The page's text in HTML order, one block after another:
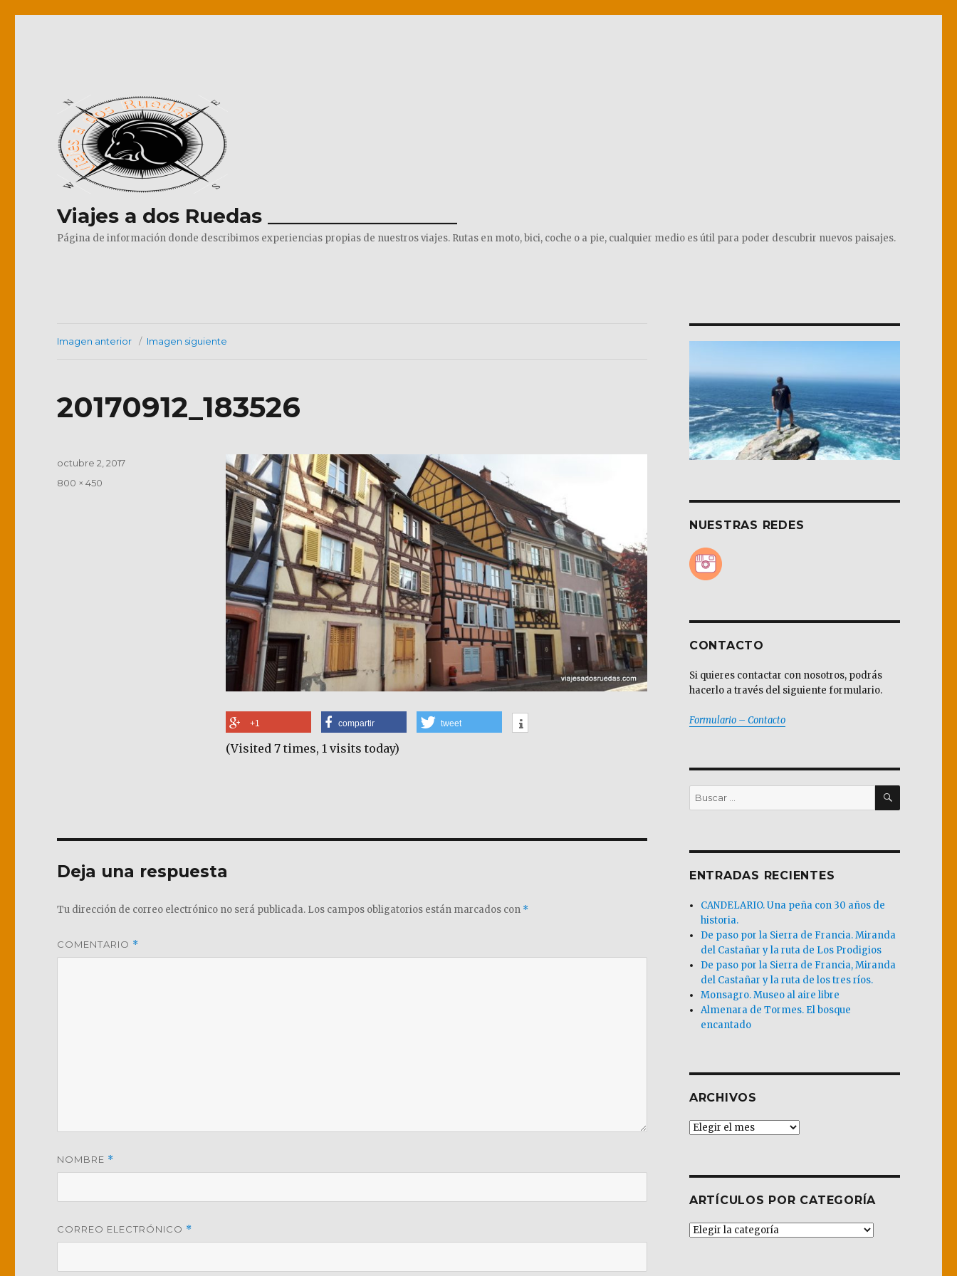
Viajes a dos Ruedas ___________________
Página de información donde describimos experiencias propias de nuestros viajes. Rutas en moto, bici, coche o a pie, cualquier medio es útil para poder descubrir nuevos paisajes.
Imagen anterior Imagen siguiente
20170912_183526
+1 compartir tweet
(Visited 7 times, 1 visits today)
Publicado
octubre 2, 2017
Tamaño
800 × 450
Deja una respuesta
Tu dirección de correo electrónico no será publicada. Los campos obligatorios están marcados con *
COMENTARIO *
NOMBRE *
CORREO ELECTRÓNICO *
NUESTRAS REDES
CONTACTO
Si quieres contactar con nosotros, podrás
hacerlo a través del siguiente formulario.
Formulario – Contacto
Buscar
por:
BUSCAR
ENTRADAS RECIENTES
CANDELARIO. Una peña con 30 años de
historia.
De paso por la Sierra de Francia. Miranda
del Castañar y la ruta de Los Prodigios
De paso por la Sierra de Francia, Miranda
del Castañar y la ruta de los tres ríos.
Monsagro. Museo al aire libre
Almenara de Tormes. El bosque
encantado
ARCHIVOS
Archivos
ARTÍCULOS POR CATEGORÍA
Artículos